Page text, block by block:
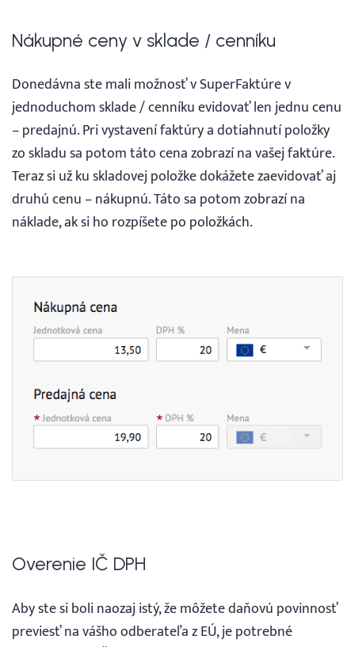
Nákupné ceny v sklade / cenníku
Donedávna ste mali možnosť v SuperFaktúre v
jednoduchom sklade / cenníku evidovať len jednu cenu
– predajnú. Pri vystavení faktúry a dotiahnutí položky
zo skladu sa potom táto cena zobrazí na vašej faktúre.
Teraz si už ku skladovej položke dokážete zaevidovať aj
druhú cenu – nákupnú. Táto sa potom zobrazí na
náklade, ak si ho rozpíšete po položkách.
Overenie IČ DPH
Aby ste si boli naozaj istý, že môžete daňovú povinnosť
previesť na vášho odberateľa z EÚ, je potrebné